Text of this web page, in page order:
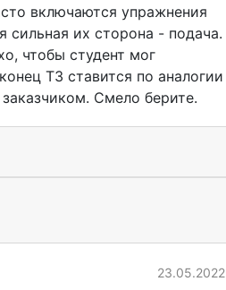
включаются упражнения
сильная их сторона - подача.
чтобы студент мог
ТЗ ставится по аналогии
Смело берите.
23.05.2022